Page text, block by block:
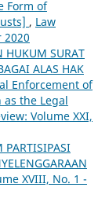
Form of
, Law
2020
HUKUM SURAT
ALAS HAK
Enforcement of
the Legal
Volume XXI,
PARTISIPASI
XVIII, No. 1 -